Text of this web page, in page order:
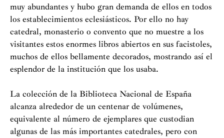
muy abundantes y hubo gran demanda de ellos en todos
los establecimientos eclesiásticos. Por ello no hay
catedral, monasterio o convento que no muestre a los
visitantes estos enormes libros abiertos en sus facistoles,
muchos de ellos bellamente decorados, mostrando así el
esplendor de la institución que los usaba.
La colección de la Biblioteca Nacional de España
alcanza alrededor de un centenar de volúmenes,
equivalente al número de ejemplares que custodian
algunas de las más importantes catedrales, pero con